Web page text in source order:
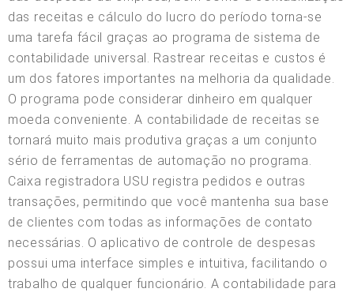
das receitas e cálculo do lucro do período torna-se
uma tarefa fácil graças ao programa de sistema de
contabilidade universal. Rastrear receitas e custos é
um dos fatores importantes na melhoria da qualidade.
O programa pode considerar dinheiro em qualquer
moeda conveniente. A contabilidade de receitas se
tornará muito mais produtiva graças a um conjunto
sério de ferramentas de automação no programa.
Caixa registradora USU registra pedidos e outras
transações, permitindo que você mantenha sua base
de clientes com todas as informações de contato
necessárias. O aplicativo de controle de despesas
possui uma interface simples e intuitiva, facilitando o
trabalho de qualquer funcionário. A contabilidade para